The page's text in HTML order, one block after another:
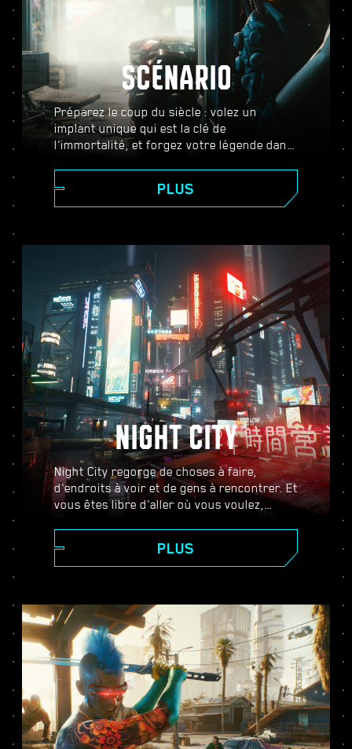
SCÉNARIO
Préparez le coup du siècle : volez un
implant unique qui est la clé de
l'immortalité, et forgez votre légende dans
cours de l'histoire et les relations avec les
personnages qui vous entourent.
pour vous faire un nom, et passez de
simple mercenaire à cyberpunk de légende.
Au fil de l'aventure, vous lèverez également
le voile sur le mystère qui plane autour de
ce fameux implant que tout le monde vous
envie.
PLUS
NIGHT CITY
Night City regorge de choses à faire,
d'endroits à voir et de gens à rencontrer. Et
vous êtes libre d'aller où vous voulez,
vastes étendues sauvages des Badlands,
Night City foisonne de secrets qui ne
PLUS